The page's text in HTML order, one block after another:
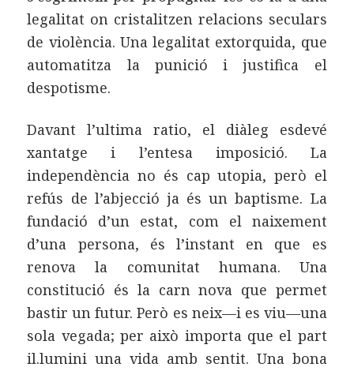
legalitat on cristalitzen relacions seculars
de violència. Una legalitat extorquida, que
automatitza la punició i justifica el
despotisme.
Davant l’ultima ratio, el diàleg esdevé
xantatge i l’entesa imposició. La
independència no és cap utopia, però el
refús de l’abjecció ja és un baptisme. La
fundació d’un estat, com el naixement
d’una persona, és l’instant en que es
renova la comunitat humana. Una
constitució és la carn nova que permet
bastir un futur. Però es neix—i es viu—una
sola vegada; per això importa que el part
il.lumini una vida amb sentit. Una bona